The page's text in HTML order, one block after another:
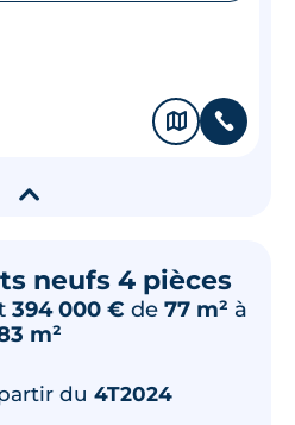
🗞 📞
▾
neufs 4 pièces
394 000 € de 77 m² à
m²
du 4T2024